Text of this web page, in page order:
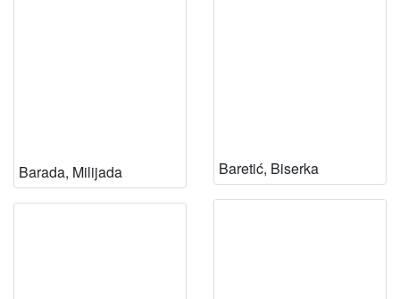
Barada, Milijada Baretić, Biserka